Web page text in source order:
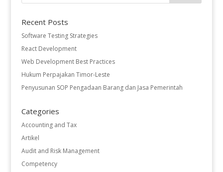
Recent Posts
Software Testing Strategies
React Development
Web Development Best Practices
Hukum Perpajakan Timor-Leste
Penyusunan SOP Pengadaan Barang dan Jasa Pemerintah
Categories
Accounting and Tax
Artikel
Audit and Risk Management
Competency